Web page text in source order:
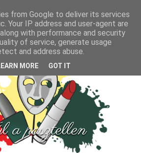
from Google to deliver its services
Your IP address and user-agent are
with performance and security
of service, generate usage
and address abuse.
MORE GOT IT